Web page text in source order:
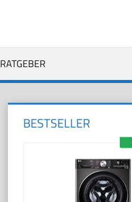
RATGEBER
BESTSELLER